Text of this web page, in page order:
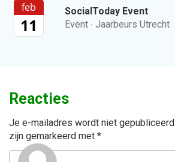
feb
11
SocialToday Event
Event · Jaarbeurs Utrecht
Reacties
Je e-mailadres wordt niet gepubliceerd.
zijn gemarkeerd met *